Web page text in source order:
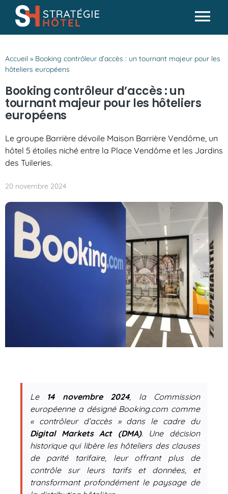
Passer
contenu
Analyses & conseils
Partenaires
Missions SH
Accueil » Booking contrôleur d’accès : un tournant majeur pour les
hôteliers européens
Booking contrôleur d’accès : un
tournant majeur pour les hôteliers
européens
Le groupe Barrière dévoile Maison Barrière Vendôme, un
hôtel 5 étoiles niché entre la Place Vendôme et les Jardins
des Tuileries.
20 novembre 2024
Le 14 novembre 2024, la Commission
européenne a désigné Booking.com comme
« contrôleur d’accès » dans le cadre du
Digital Markets Act (DMA). Une décision
historique qui libère les hôteliers des clauses
de parité tarifaire, leur offrant plus de
contrôle sur leurs tarifs et données, et
transformant profondément le paysage de